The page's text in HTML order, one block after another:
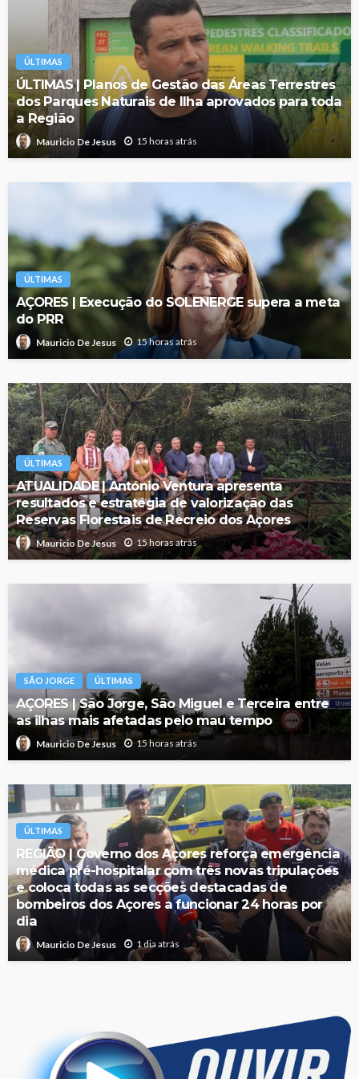
ÚLTIMAS
ÚLTIMAS | Planos de Gestão das Áreas Terrestres
dos Parques Naturais de Ilha aprovados para toda
a Região
Mauricio De Jesus 15 horas atrás
ÚLTIMAS
AÇORES | Execução do SOLENERGE supera a meta
do PRR
Mauricio De Jesus 15 horas atrás
ÚLTIMAS
ATUALIDADE | António Ventura apresenta
resultados e estratégia de valorização das
Reservas Florestais de Recreio dos Açores
Mauricio De Jesus 15 horas atrás
SÃO JORGE ÚLTIMAS
AÇORES | São Jorge, São Miguel e Terceira entre
as ilhas mais afetadas pelo mau tempo
Mauricio De Jesus 15 horas atrás
ÚLTIMAS
REGIÃO | Governo dos Açores reforça emergência
médica pré-hospitalar com três novas tripulações
e coloca todas as secções destacadas de
bombeiros dos Açores a funcionar 24 horas por
dia
Mauricio De Jesus 1 dia atrás